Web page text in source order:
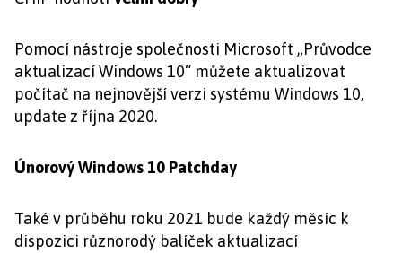
Pomocí nástroje společnosti Microsoft „Průvodce
aktualizací Windows 10“ můžete aktualizovat
počítač na nejnovější verzi systému Windows 10,
update z října 2020.
Únorový Windows 10 Patchday
Také v průběhu roku 2021 bude každý měsíc k
dispozici různorodý balíček aktualizací